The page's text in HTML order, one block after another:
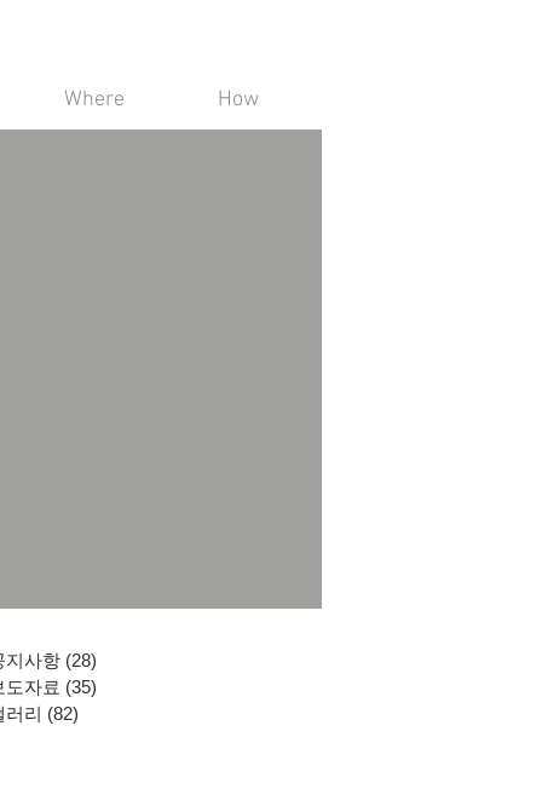
Where How
지사항 (28)
도자료 (35)
러리 (82)